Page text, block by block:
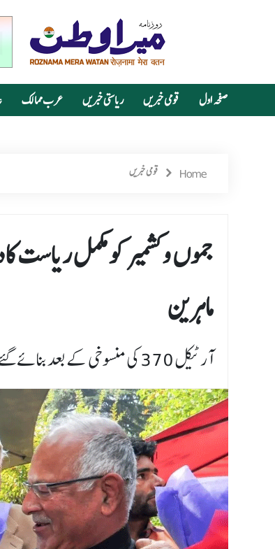
صفحہ اول قومی خبریں ریاستی خبریں عرب ممالک
Home قومی خبریں
جموں و کشمیر کومکمل ریاست
ماہرین
آرٹیکل 370 کی منسوخی کے بعد بنائے گئے موجودہ قانون میں ترمیم کرنے والا پارلیمانی قانون کافی ہوگا